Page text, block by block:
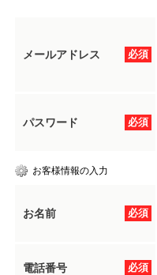
必須
メールアドレス
必須
パスワード
お客様情報の入力
必須
お名前
必須
電話番号